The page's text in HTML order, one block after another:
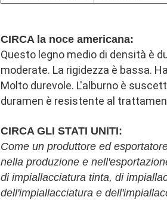
Lasciate un
Ti richiameremo
CIRCA la noce americana:
Questo legno medio di densità è
moderate. La rigidezza è bassa.
Molto durevole. L'alburno è
duramen è resistente al
CIRCA GLI STATI UNITI:
Come un produttore ed
nella produzione e
di impiallacciatura tinta, di
dell'impiallacciatura e